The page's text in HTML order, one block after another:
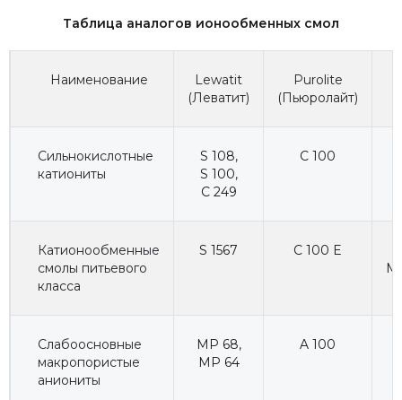
Таблица аналогов ионообменных смол
Наименование
Lewatit
(Леватит)
Purolite
(Пьюролайт)
Сильнокислотные
катиониты
S 108,
S 100,
C 249
C 100
Катионообменные
смолы питьевого
класса
S 1567 C 100 E
Слабоосновные
макропористые
аниониты
MP 68,
MP 64
A 100